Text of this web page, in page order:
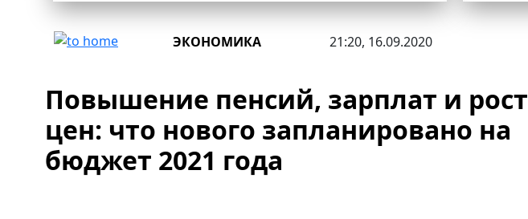
ЭКОНОМИКА 21:20, 16.09.2020
Повышение пенсий, зарплат и рост
цен: что нового запланировано на
бюджет 2021 года